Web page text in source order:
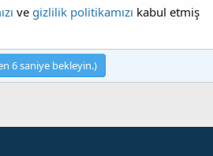
ve gizlilik politikamızı kabul etmiş
6saniye bekleyin.)